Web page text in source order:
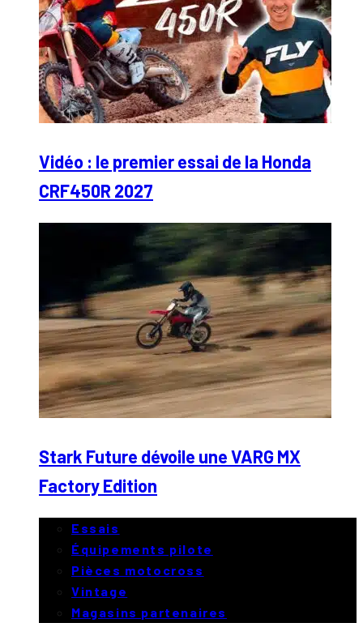
Vidéo : le premier essai de la Honda
CRF450R 2027
Stark Future dévoile une VARG MX
Factory Edition
Essais
Équipements pilote
Pièces motocross
Vintage
Magasins partenaires